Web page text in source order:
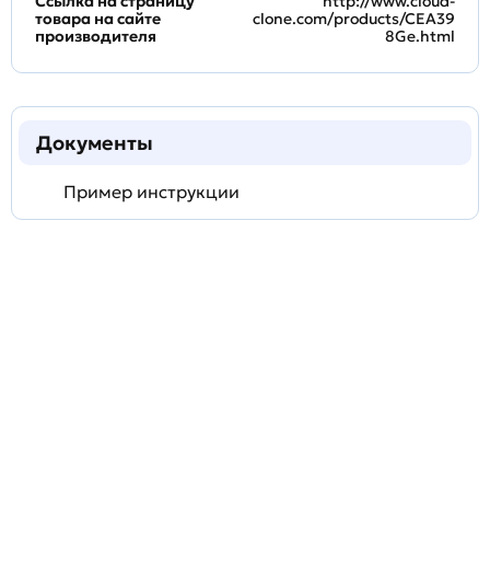
товара на сайте
производителя
clone.com/products/CEA39
8Ge.html
Документы
Пример инструкции